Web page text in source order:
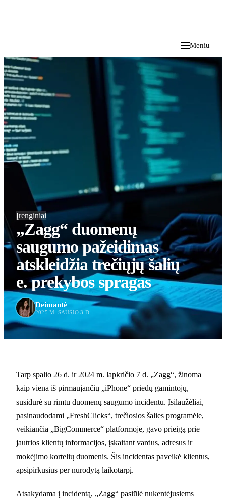
Meniu
Įrenginiai
„Zagg“ duomenų
saugumo pažeidimas
atskleidžia trečiųjų šalių
e. prekybos spragas
Deimantė
2025 M. SAUSIO 3 D.
Tarp spalio 26 d. ir 2024 m. lapkričio 7 d. „Zagg“, žinoma
kaip viena iš pirmaujančių „iPhone“ priedų gamintojų,
susidūrė su rimtu duomenų saugumo incidentu. Įsilaužėliai,
pasinaudodami „FreshClicks“, trečiosios šalies programėle,
veikiančia „BigCommerce“ platformoje, gavo prieigą prie
jautrios klientų informacijos, įskaitant vardus, adresus ir
mokėjimo kortelių duomenis. Šis incidentas paveikė klientus,
apsipirkusius per nurodytą laikotarpį.
Atsakydama į incidentą, „Zagg“ pasiūlė nukentėjusiems